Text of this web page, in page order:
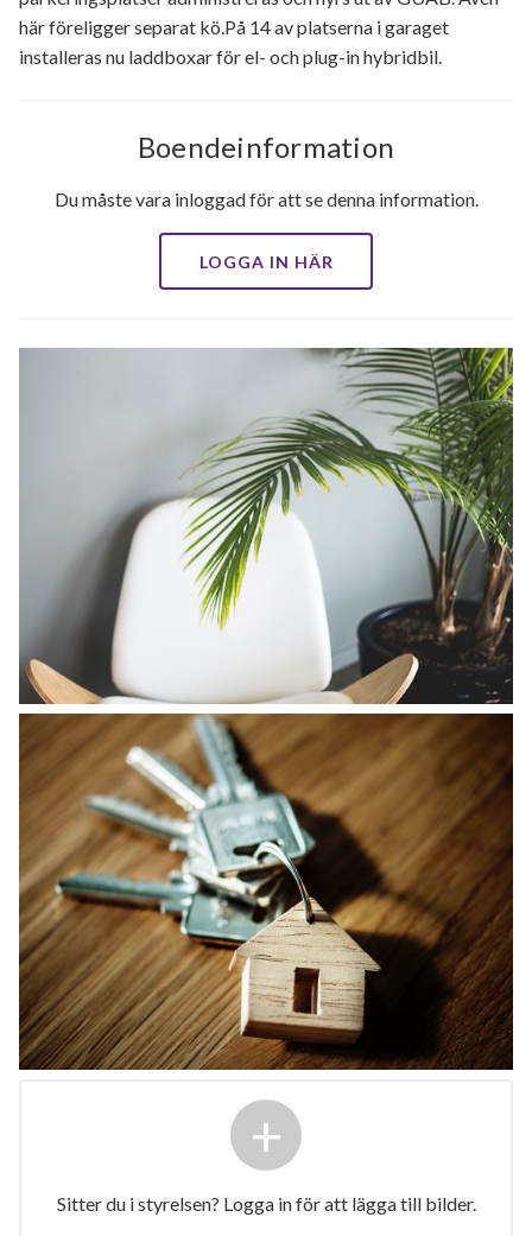
här föreligger separat kö.På 14 av platserna i garaget
installeras nu laddboxar för el- och plug-in hybridbil.
Boendeinformation
Du måste vara inloggad för att se denna information.
LOGGA IN HÄR
+
Sitter du i styrelsen? Logga in för att lägga till bilder.